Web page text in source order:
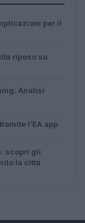
per il
riposo su
Analisi
l’EA app
scopri gli
la città